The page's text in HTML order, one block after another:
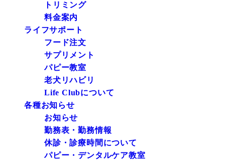
トリミング
料金案内
ライフサポート
フード注文
サプリメント
パピー教室
老犬リハビリ
Life Clubについて
各種お知らせ
お知らせ
勤務表・勤務情報
休診・診療時間について
パピー・デンタルケア教室